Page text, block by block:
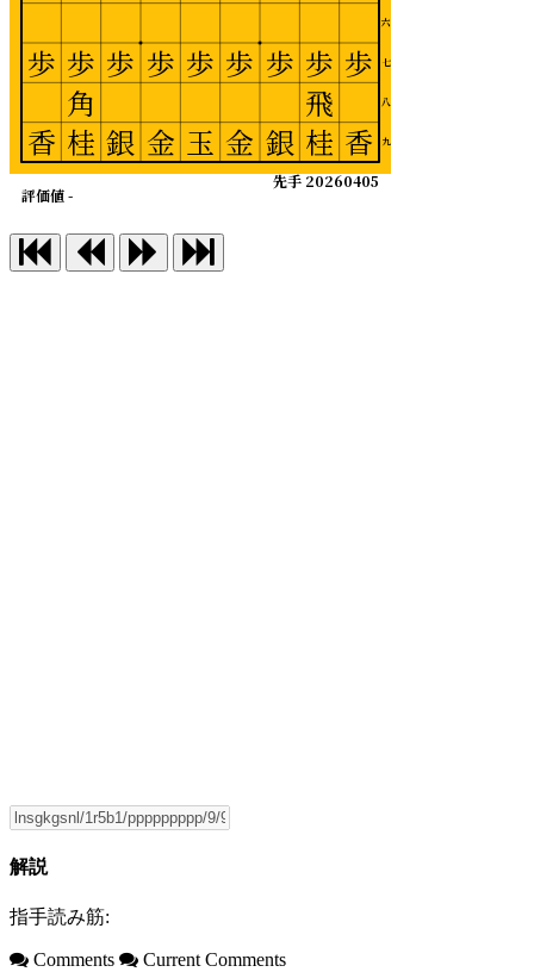
六
七
八
九
先手 20260405
評価値 -
歩
香
歩
飛
桂
歩
銀
歩
金
歩
玉
歩
金
歩
銀
歩
角
桂
歩
香
解説
指手読み筋:
Comments Current Comments